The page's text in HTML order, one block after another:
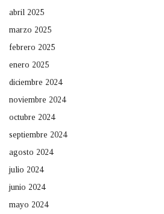
abril 2025
marzo 2025
febrero 2025
enero 2025
diciembre 2024
noviembre 2024
octubre 2024
septiembre 2024
agosto 2024
julio 2024
junio 2024
mayo 2024